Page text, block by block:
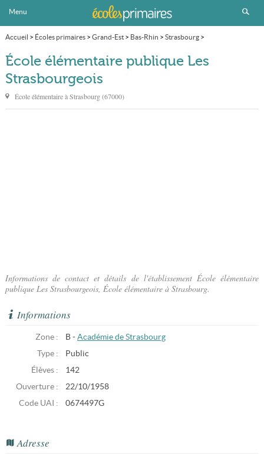
Menu
Accueil > Écoles primaires> Grand-Est> Bas-Rhin > Strasbourg>
École élémentaire publique Les Strasbourgeois
École élémentaire publique Les
Strasbourgeois
École élémentaire àStrasbourg(67000)
Informations de contact et détails de l'établissement École élémentaire
publique Les Strasbourgeois, École élémentaire à Strasbourg.
Informations
Zone : B - Académie de Strasbourg
Type :
Public
Élèves :
142
Ouverture :
22/10/1958
Code UAI :
0674497G
Adresse